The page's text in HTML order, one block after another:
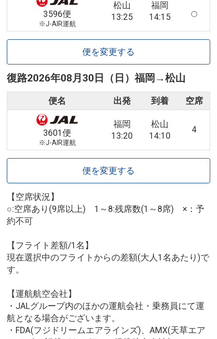
3596便
※J-AIR運航
松山
13:25
福岡
14:15
便を変更する
復路2026年08月30日（日）福岡 →松山
便名 出発 到着 空席
3601便
※J-AIR運航
福岡
13:20
松山
14:10
4
便を変更する
【空席状況】
○:空席あり(9席以上) 1～8:残席数(1～8席) ×：予
約不可
【フライト差額/1名】
現在選択中のフライトからの差額(大人1名あたり)で
す。
【運航航空会社】
・JALグループ内のほかの運航会社・乗務員にて運
航となる場合がございます。
・FDA(フジドリームエアラインズ)、AMX(天草エア